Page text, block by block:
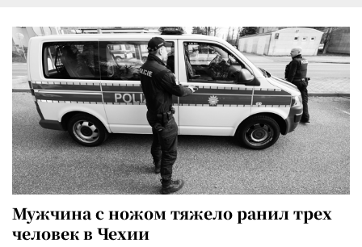
Мужчина с ножом тяжело ранил трех
человек в Чехии